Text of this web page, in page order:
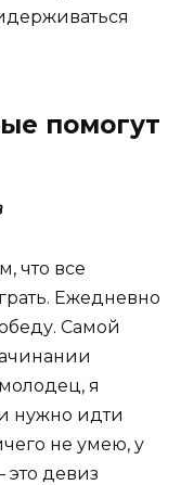
помогут
что все
Ежедневно
Самой
я
нужно идти
не умею, у
это девиз